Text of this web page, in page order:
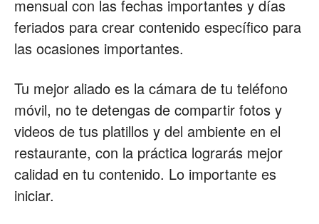
mensual con las fechas importantes y días
feriados para crear contenido específico para
las ocasiones importantes.
Tu mejor aliado es la cámara de tu teléfono
móvil, no te detengas de compartir fotos y
videos de tus platillos y del ambiente en el
restaurante, con la práctica lograrás mejor
calidad en tu contenido. Lo importante es
iniciar.